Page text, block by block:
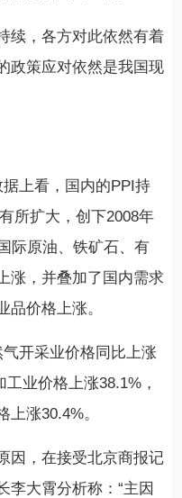
续，各方对此依然有着
政策应对依然是我国现
上看，国内的PPI持
所扩大，创下2008年
际原油、铁矿石、有
涨，并叠加了国内需求
品价格上涨。
开采业价格同比上涨
业价格上涨38.1%，
涨30.4%。
因，在接受北京商报记
李大霄分析称：“主因